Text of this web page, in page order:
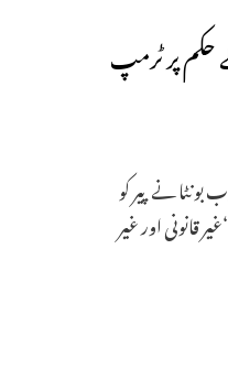
حکم پر ٹرمپ
بونٹا نے پیر کو
قانونی اور غیر